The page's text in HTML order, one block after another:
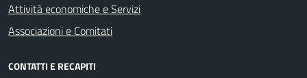
Attività economiche e Servizi
Associazioni e Comitati
CONTATTI E RECAPITI